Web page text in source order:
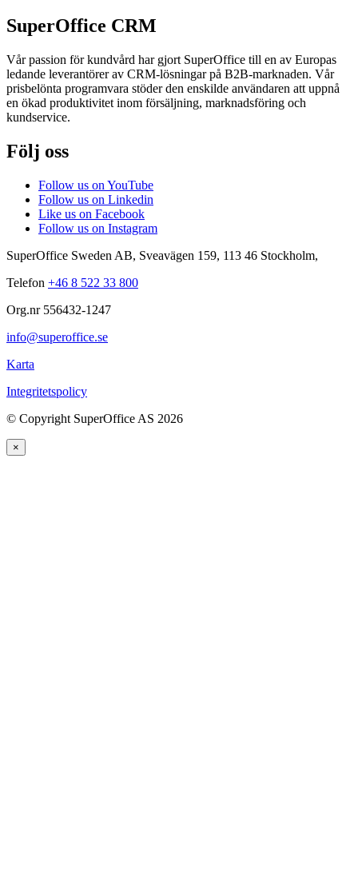
SuperOffice CRM
Vår passion för kundvård har gjort SuperOffice till en av Europas
ledande leverantörer av CRM-lösningar på B2B-marknaden. Vår
prisbelönta programvara stöder den enskilde användaren att uppnå
en ökad produktivitet inom försäljning, marknadsföring och
kundservice.
Följ oss
Follow us on YouTube
Follow us on Linkedin
Like us on Facebook
Follow us on Instagram
SuperOffice Sweden AB, Sveavägen 159, 113 46 Stockholm,
Telefon +46 8 522 33 800
Org.nr 556432-1247
info@superoffice.se
Karta
Integritetspolicy
© Copyright SuperOffice AS 2026
×